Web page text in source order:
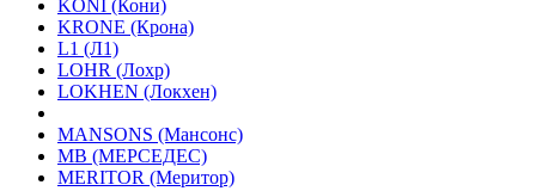
KONI (Кони)
KRONE (Крона)
L1 (Л1)
LOHR (Лохр)
LOKHEN (Локхен)
MANSONS (Мансонс)
MB (МЕРСЕДЕС)
MERITOR (Меритор)